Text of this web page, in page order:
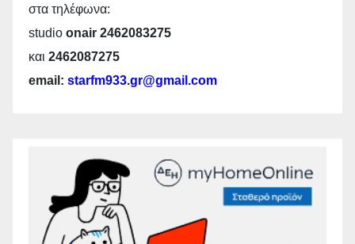
στα τηλέφωνα:
studio onair 2462083275
και 2462087275
email: starfm933.gr@gmail.com